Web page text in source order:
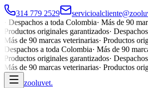
314 779 2529
Despachos a toda Colombia· Más de 90
Productos originales garantizados·
Más de 90 marcas veterinarias· Productos
Despachos a toda Colombia· Más de 90
Productos originales garantizados·
Más de 90 marcas veterinarias· Productos
zooluvet.